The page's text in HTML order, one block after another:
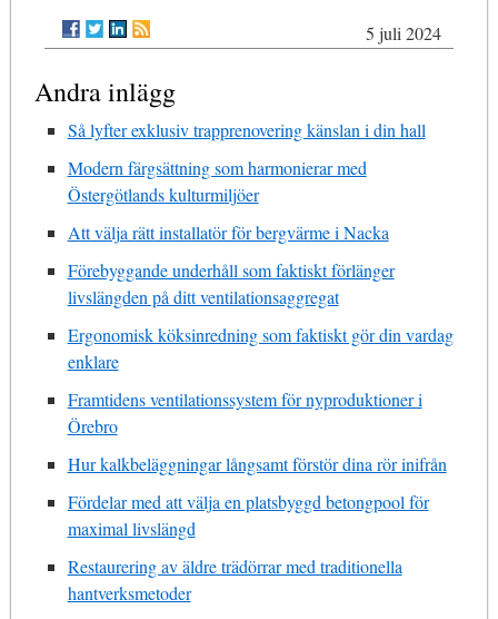
5 juli 2024
Andra inlägg
Så lyfter exklusiv trapprenovering känslan i din hall
Modern färgsättning som harmonierar med
Östergötlands kulturmiljöer
Att välja rätt installatör för bergvärme i Nacka
Förebyggande underhåll som faktiskt förlänger
livslängden på ditt ventilationsaggregat
Ergonomisk köksinredning som faktiskt gör din vardag
enklare
Framtidens ventilationssystem för nyproduktioner i
Örebro
Hur kalkbeläggningar långsamt förstör dina rör inifrån
Fördelar med att välja en platsbyggd betongpool för
maximal livslängd
Restaurering av äldre trädörrar med traditionella
hantverksmetoder